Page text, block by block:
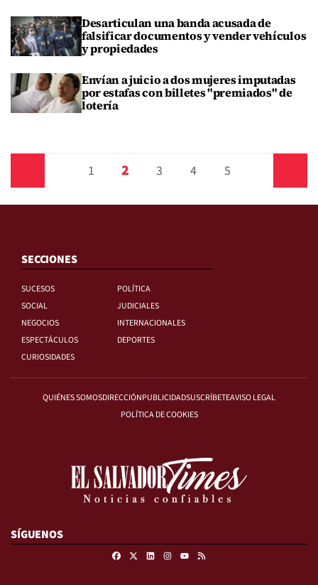
Desarticulan una banda acusada de
falsificar documentos y vender vehículos
y propiedades
Envían a juicio a dos mujeres imputadas
por estafas con billetes "premiados" de
lotería
1 2 3 4 5
SECCIONES
SUCESOS
POLÍTICA
SOCIAL
JUDICIALES
NEGOCIOS
INTERNACIONALES
ESPECTÁCULOS
DEPORTES
CURIOSIDADES
QUIÉNES SOMOSDIRECCIÓNPUBLICIDADSUSCRÍBETEAVISO LEGAL
POLÍTICA DE COOKIES
SÍGUENOS
FacebookLinkedinInstagramRSS